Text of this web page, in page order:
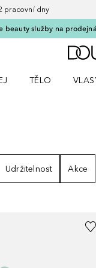
pracovní dny
beauty služby na
TĚLO
Udržitelnost Akce